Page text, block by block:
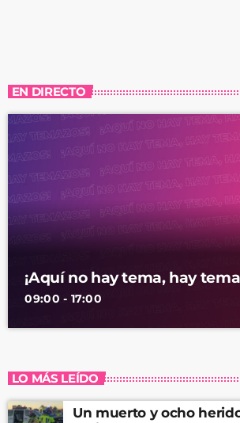
EN DIRECTO
¡Aquí no hay tema, hay
09:00 - 17:00
LO MÁS LEÍDO
Un muerto y ocho